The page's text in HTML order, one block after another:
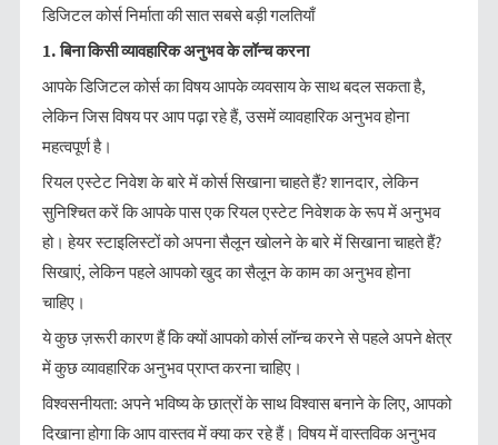
डिजिटल कोर्स निर्माता की सात सबसे बड़ी गलतियाँ
1.बिनाकिसीव्यावहारिकअनुभवकेलॉन्चकरना
आपके डिजिटल कोर्स का विषय आपके व्यवसाय के साथ बदल सकता है,
लेकिन जिस विषय पर आप पढ़ा रहे हैं, उसमें व्यावहारिक अनुभव होना
महत्वपूर्ण है।
रियल एस्टेट निवेश के बारे में कोर्स सिखाना चाहते हैं? शानदार, लेकिन
सुनिश्चित करें कि आपके पास एक रियल एस्टेट निवेशक के रूप में अनुभव
हो। हेयर स्टाइलिस्टों को अपना सैलून खोलने के बारे में सिखाना चाहते हैं?
सिखाएं, लेकिन पहले आपको खुद का सैलून के काम का अनुभव होना
चाहिए।
ये कुछ ज़रूरी कारण हैं कि क्यों आपको कोर्स लॉन्च करने से पहले अपने क्षेत्र
में कुछ व्यावहारिक अनुभव प्राप्त करना चाहिए।
विश्वसनीयता: अपने भविष्य के छात्रों के साथ विश्वास बनाने के लिए, आपको
दिखाना होगा कि आप वास्तव में क्या कर रहे हैं। विषय में वास्तविक अनुभव